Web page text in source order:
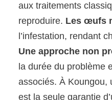
aux traitements
reproduire. Les œufs
l’infestation, rendant
Une approche non
la durée du problème
associés. À Koungou,
est la seule garantie